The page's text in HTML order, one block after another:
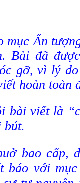
Ấn
Bài đã
gỡ, vì lý
hoàn toàn
bài viết là
bút.
bao cấp,
báo với